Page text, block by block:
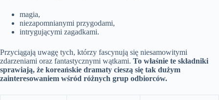
magia,
niezapomnianymi przygodami,
intrygującymi zagadkami.
Przyciągają uwagę tych, którzy fascynują się niesamowitymi
zdarzeniami oraz fantastycznymi wątkami. To właśnie te składniki
sprawiają, że koreańskie dramaty cieszą się tak dużym
zainteresowaniem wśród różnych grup odbiorców.